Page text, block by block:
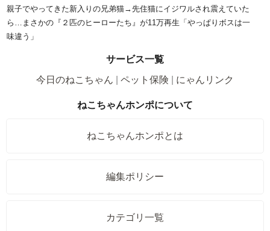
親子でやってきた新入りの兄弟猫→先住猫にイジワルされ震えていた
ら…まさかの『２匹のヒーローたち』が11万再生「やっぱりボスは一
味違う」
サービス一覧
今日のねこちゃん
ペット保険 にゃんリンク
ねこちゃんホンポについて
ねこちゃんホンポとは
編集ポリシー
カテゴリ一覧